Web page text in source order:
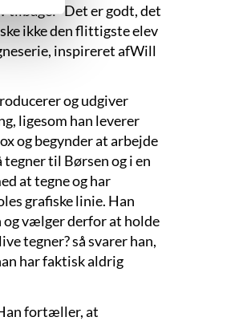
tilbage: “Det er godt, det
ikke den flittigste elev
inspireret afWill
og udgiver
ligesom han leverer
og begynder at arbejde
til Børsen og i en
at tegne og har
grafiske linie. Han
og vælger derfor at holde
tegner? så svarer han,
har faktisk aldrig
fortæller, at